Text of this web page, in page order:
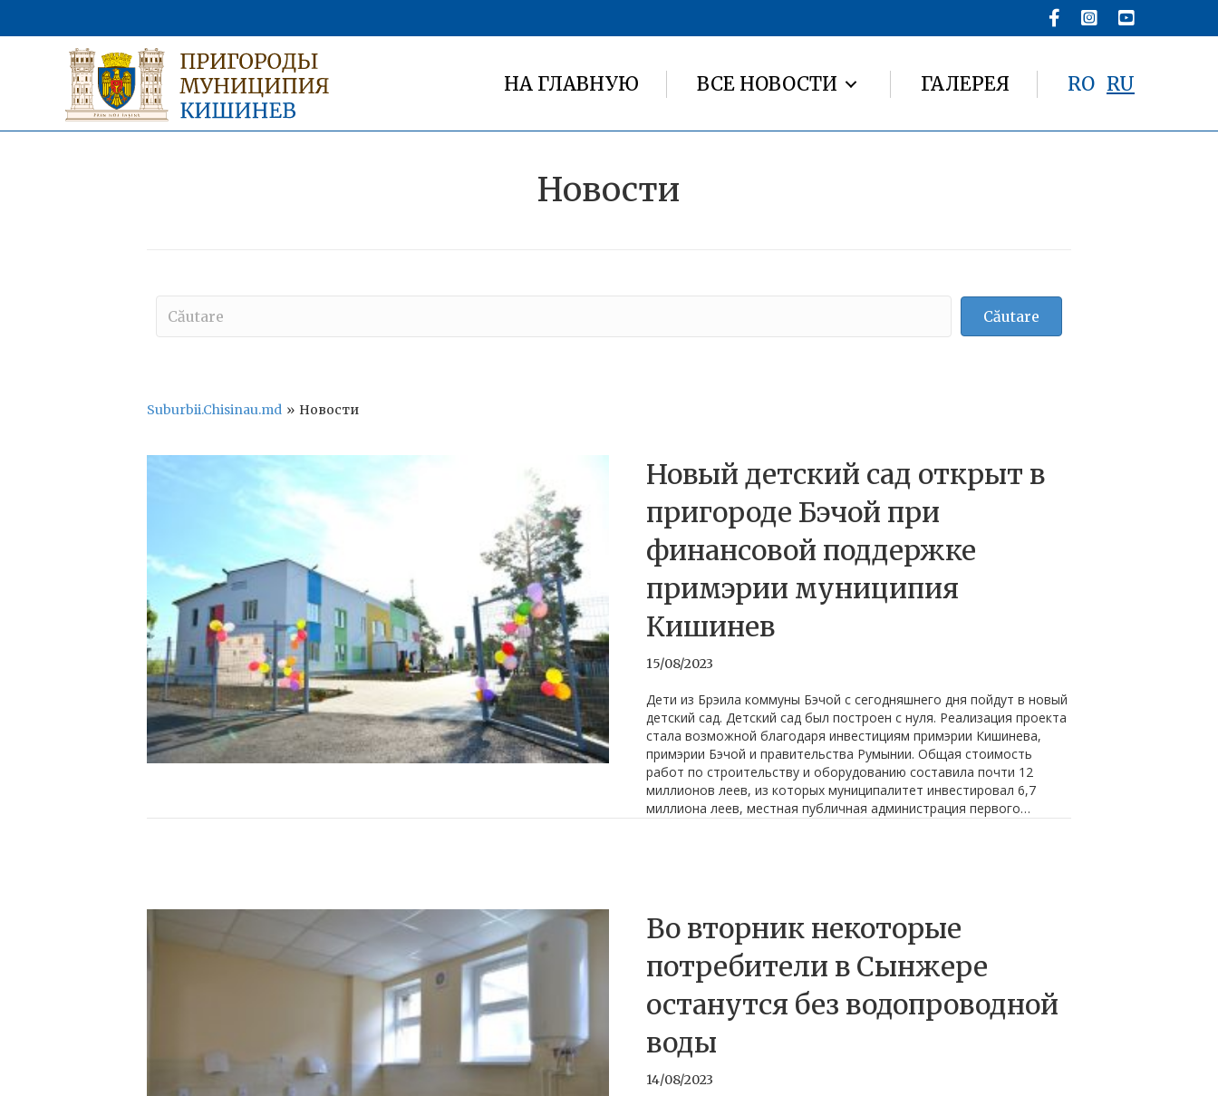
НА ГЛАВНУЮ ВСЕ НОВОСТИ ГАЛЕРЕЯ RO RU
Новости
Căutare
Suburbii.Chisinau.md » Новости
Новый детский сад открыт в
пригороде Бэчой при
финансовой поддержке
примэрии муниципия
Кишинев
15/08/2023
Дети из Брэила коммуны Бэчой с сегодняшнего дня пойдут в новый
детский сад. Детский сад был построен с нуля. Реализация проекта
стала возможной благодаря инвестициям примэрии Кишинева,
примэрии Бэчой и правительства Румынии. Общая стоимость
работ по строительству и оборудованию составила почти 12
миллионов леев, из которых муниципалитет инвестировал 6,7
миллиона леев, местная публичная администрация первого…
Во вторник некоторые
потребители в Сынжере
останутся без водопроводной
воды
14/08/2023